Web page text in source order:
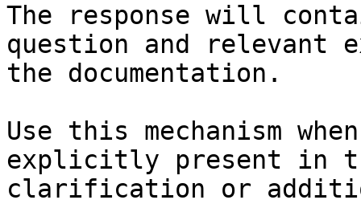
The response will
question and relevant
the documentation.
Use this mechanism
explicitly present in
clarification or